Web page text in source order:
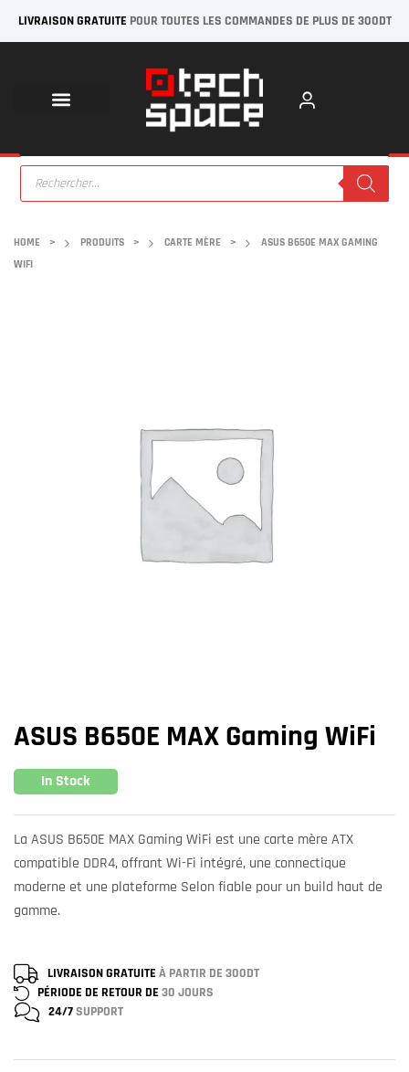
LIVRAISON GRATUITE POUR TOUTES LES COMMANDES DE PLUS DE 300DT
HOME > PRODUITS > CARTE MÈRE >
ASUS B650E MAX GAMING
WIFI
ASUS B650E MAX Gaming WiFi
In Stock
La ASUS B650E MAX Gaming WiFi est une carte mère ATX
compatible DDR4, offrant Wi-Fi intégré, une connectique
moderne et une plateforme Selon fiable pour un build haut de
gamme.
LIVRAISON GRATUITE À PARTIR DE 300DT
PÉRIODE DE RETOUR DE 30 JOURS
24/7SUPPORT